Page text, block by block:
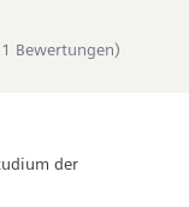
Bewertungen)
der